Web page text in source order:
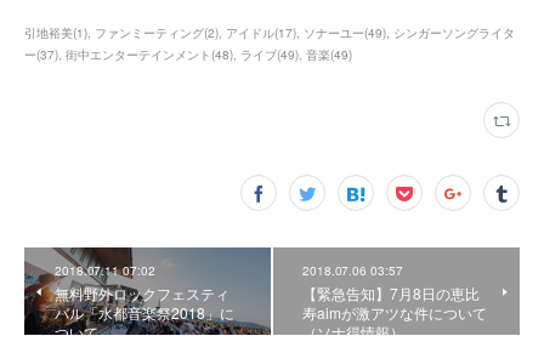
引地裕美(1) ファンミーティング(2) アイドル(17) ソナーユー(49) シンガーソングライタ
ー(37) 街中エンターテインメント(48) ライブ(49) 音楽(49)
2018.07.11 07:02
無料野外ロックフェスティ
バル「水都音楽祭2018」に
ついて
2018.07.06 03:57
【緊急告知】7月8日の恵比
寿aimが激アツな件について
（ソナ得情報）